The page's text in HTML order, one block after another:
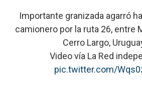
Importante granizada agarró
camionero por la ruta 26, entre
Cerro Largo,
Video vía La Red
pic.twitter.com/